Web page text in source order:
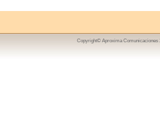
Copyright© Aproxima Comunicaciones